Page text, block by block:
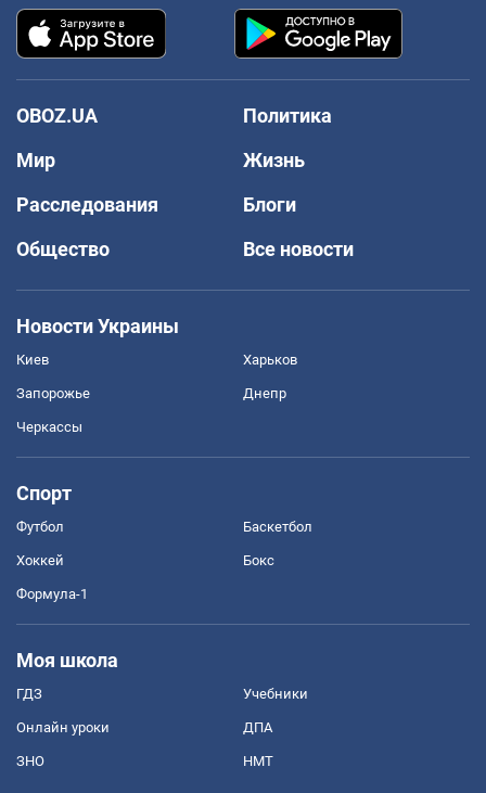
OBOZ.UA
Политика
Мир
Жизнь
Расследования
Блоги
Общество
Все новости
Новости Украины
Киев Харьков
Запорожье Днепр
Черкассы
Спорт
Футбол Баскетбол
Хоккей Бокс
Формула-1
Моя школа
ГДЗ Учебники
Онлайн уроки ДПА
ЗНО НМТ